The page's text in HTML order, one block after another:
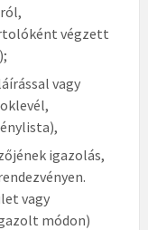
végzett
vagy
igazolás,
vagy
módon)